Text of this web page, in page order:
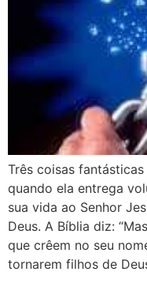
Três coisas
quando ela entrega
sua vida ao Senhor
Deus. A Bíblia diz:
que crêem no seu
tornarem filhos de